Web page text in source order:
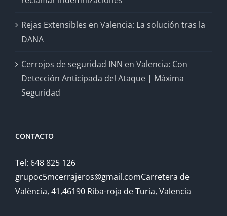
Rejas Extensibles en Valencia: La solución tras la
DANA
Cerrojos de seguridad INN en Valencia: Con
Detección Anticipada del Ataque | Máxima
Seguridad
CONTACTO
Tel: 648 825 126
grupoc5mcerrajeros@gmail.comCarretera de
València, 41,46190 Riba-roja de Turia, Valencia